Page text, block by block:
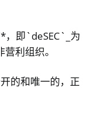
，即`deSEC`_为
利组织。
的和唯一的，正